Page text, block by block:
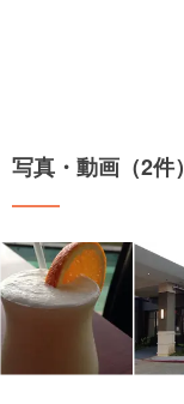
写真・動画（2件）